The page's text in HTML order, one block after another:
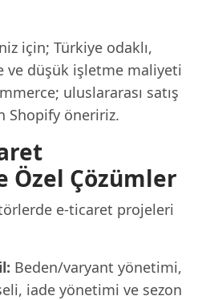
için; Türkiye odaklı,
ve düşük işletme maliyeti
uluslararası satış
Shopify öneririz.
Özel Çözümler
e-ticaret projeleri
Beden/varyant yönetimi,
iade yönetimi ve sezon